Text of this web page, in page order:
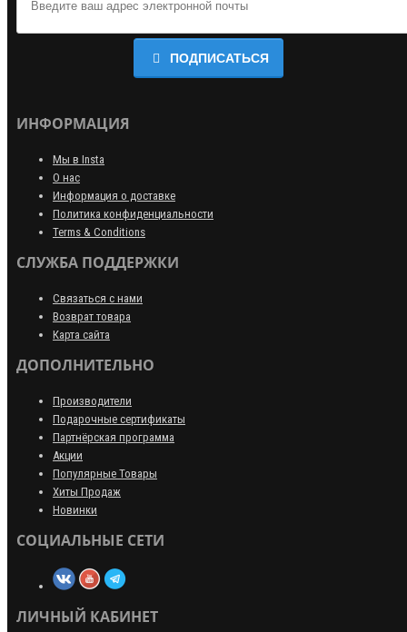
ПОДПИСАТЬСЯ
ИНФОРМАЦИЯ
Мы в Insta
О нас
Информация о доставке
Политика конфиденциальности
Terms & Conditions
СЛУЖБА ПОДДЕРЖКИ
Связаться с нами
Возврат товара
Карта сайта
ДОПОЛНИТЕЛЬНО
Производители
Подарочные сертификаты
Партнёрская программа
Акции
Популярные Товары
Хиты Продаж
Новинки
СОЦИАЛЬНЫЕ СЕТИ
ЛИЧНЫЙ КАБИНЕТ